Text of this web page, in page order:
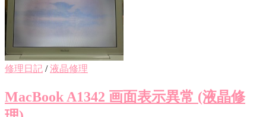
修理日記 /液晶修理
MacBook A1342 画面表示異常 (液晶修